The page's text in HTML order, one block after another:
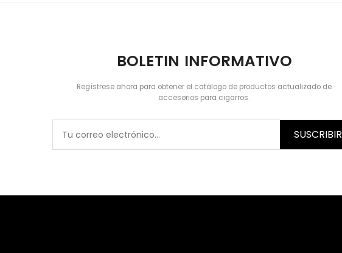
BOLETIN INFORMATIVO
Regístrese ahora para obtener el catálogo de productos actualizado de
accesorios para cigarros.
SUSCRIBIR